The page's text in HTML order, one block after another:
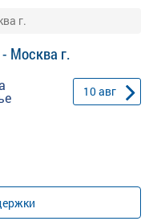
г.
Москва г.
10авг